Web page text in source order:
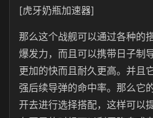
[虎牙奶瓶加速器]
那么这个战舰可以通过各种的
爆发力，而且可以携带日子制
更加的快而且耐久更高。并且
强后续导弹的命中率。那么它
开去进行选择搭配，这样可以